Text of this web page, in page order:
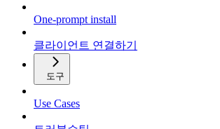
One-prompt install
클라이언트 연결하기
도구
Use Cases